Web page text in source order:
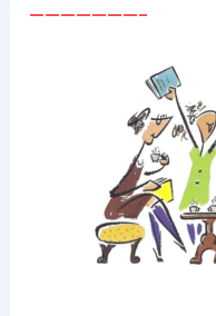
———————–